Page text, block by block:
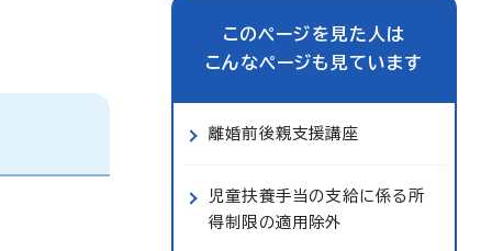
このページを見た人は
こんなページも見ています
離婚前後親支援講座
児童扶養手当の支給に係る所
得制限の適用除外